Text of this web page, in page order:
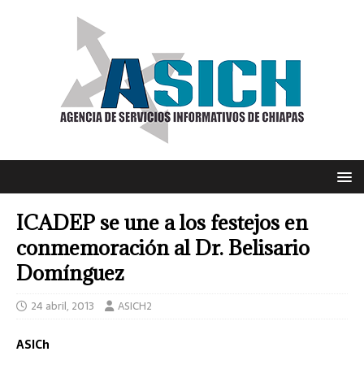
ICADEP se une a los festejos en
conmemoración al Dr. Belisario
Domínguez
24 abril, 2013 ASICH2
ASICh